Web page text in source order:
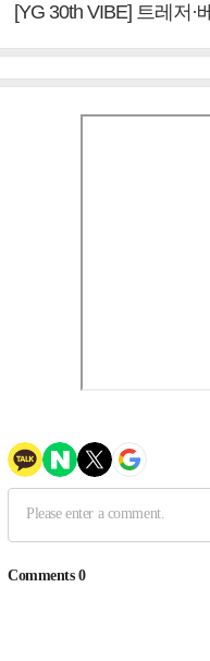
[YG 30th VIBE] 트레저·베